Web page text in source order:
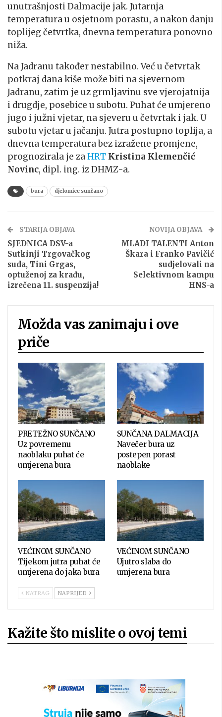
unutrašnjosti Dalmacije jak. Jutarnja
temperatura u osjetnom porastu, a nakon danju
toplijeg četvrtka, dnevna temperatura ponovno
niža.
Na Jadranu također nestabilno. Već u četvrtak
potkraj dana kiše može biti na sjevernom
Jadranu, zatim je uz grmljavinu sve vjerojatnija
i drugdje, posebice u subotu. Puhat će umjereno
jugo i južni vjetar, na sjeveru u četvrtak i jak. U
subotu vjetar u jačanju. Jutra postupno toplija, a
dnevna temperatura bez izražene promjene,
prognozirala je zaHRT Kristina Klemenčić
Novinc, dipl. ing. iz DHMZ-a.
bura djelomice sunčano
STARIJA OBJAVA
SJEDNICA DSV-a
Sutkinji Trgovačkog
suda, Tini Grgas,
optuženoj za krađu,
izrečena 11. suspenzija!
NOVIJA OBJAVA
MLADI TALENTI Anton
Škara i Franko Pavičić
sudjelovali na
Selektivnom kampu
HNS-a
Možda vas zanimaju i ove
priče
PRETEŽNO SUNČANO
Uz povremenu
naoblaku puhat će
umjerena bura
SUNČANA DALMACIJA
Navečer bura uz
postepen porast
naoblake
VEĆINOM SUNČANO
Tijekom jutra puhat će
umjerena do jaka bura
VEĆINOM SUNČANO
Ujutro slaba do
umjerena bura
NATRAG NAPRIJED
Kažite što mislite o ovoj temi